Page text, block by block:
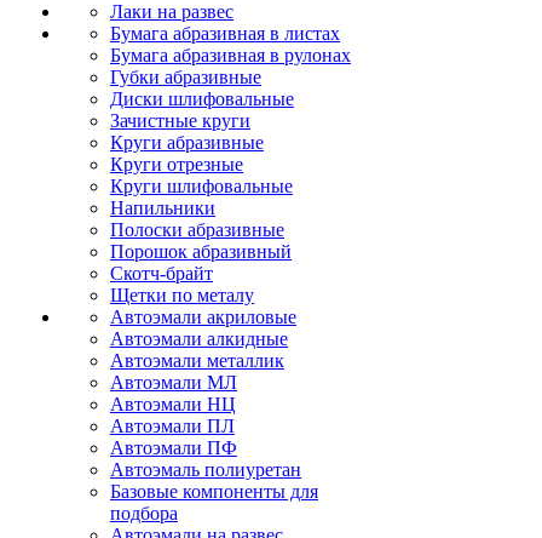
Лаки на развес
Бумага абразивная в листах
Бумага абразивная в рулонах
Губки абразивные
Диски шлифовальные
Зачистные круги
Круги абразивные
Круги отрезные
Круги шлифовальные
Напильники
Полоски абразивные
Порошок абразивный
Скотч-брайт
Щетки по металу
Автоэмали акриловые
Автоэмали алкидные
Автоэмали металлик
Автоэмали МЛ
Автоэмали НЦ
Автоэмали ПЛ
Автоэмали ПФ
Автоэмаль полиуретан
Базовые компоненты для
подбора